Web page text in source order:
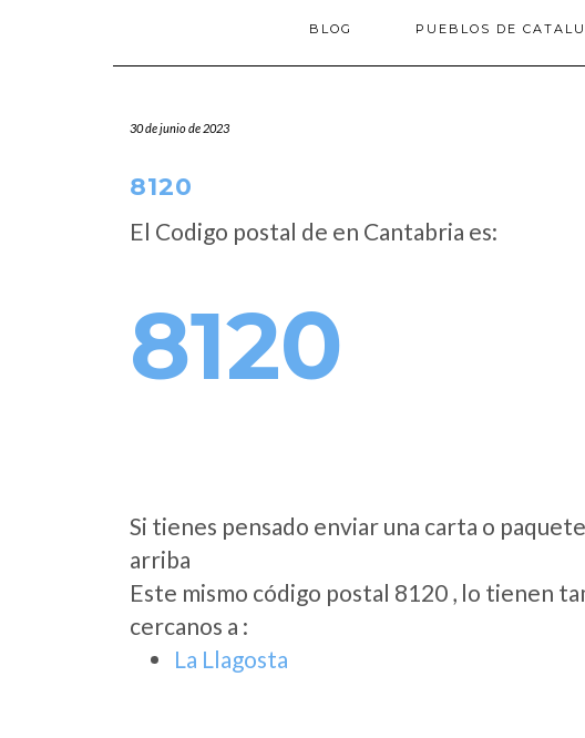
BLOG PUEBLOS DE
30 de junio de 2023
8120
El Codigo postal de en Cantabria es:
8120
Si tienes pensado enviar una carta o
arriba
Este mismo código postal 8120 , lo tienen
cercanos a :
La Llagosta